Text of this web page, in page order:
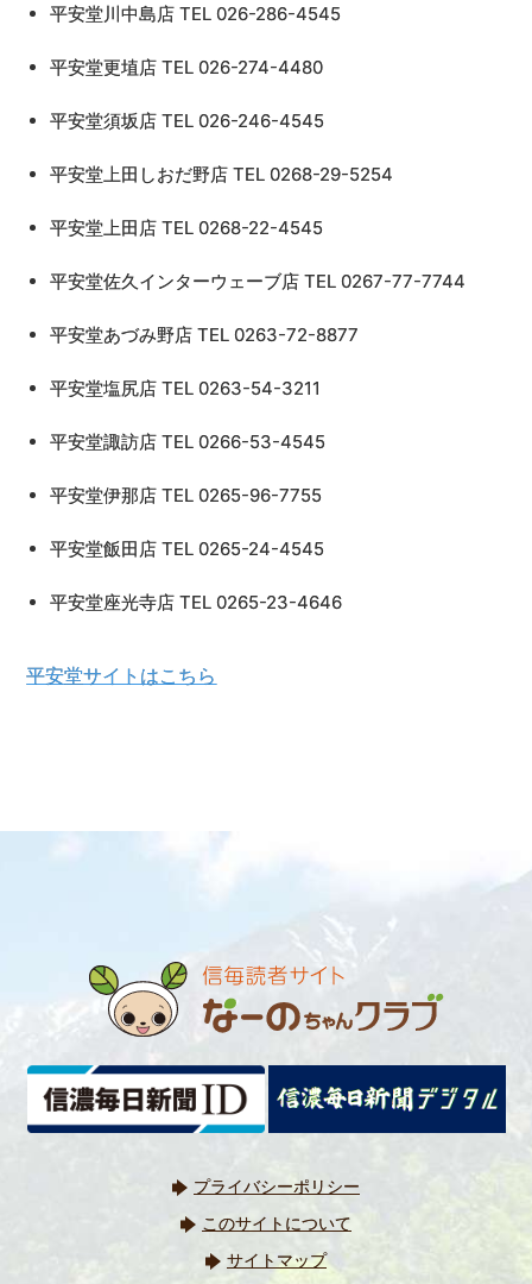
平安堂川中島店 TEL 026-286-4545
平安堂更埴店 TEL 026-274-4480
平安堂須坂店 TEL 026-246-4545
平安堂上田しおだ野店 TEL 0268-29-5254
平安堂上田店 TEL 0268-22-4545
平安堂佐久インターウェーブ店 TEL 0267-77-7744
平安堂あづみ野店 TEL 0263-72-8877
平安堂塩尻店 TEL 0263-54-3211
平安堂諏訪店 TEL 0266-53-4545
平安堂伊那店 TEL 0265-96-7755
平安堂飯田店 TEL 0265-24-4545
平安堂座光寺店 TEL 0265-23-4646
平安堂サイトはこちら
プライバシーポリシー
このサイトについて
サイトマップ